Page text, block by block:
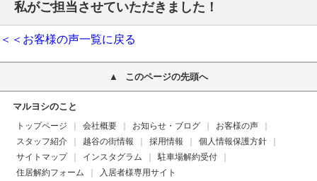
私がご担当させていただきました！
＜＜お客様の声一覧に戻る
このページの先頭へ
マルヨシのこと
トップページ 会社概要 お知らせ・ブログ
お客様の声
スタッフ紹介
越谷の街情報 採用情報
個人情報保護方針
サイトマップ
インスタグラム
駐車場解約受付
住居解約フォーム
入居者様専用サイト